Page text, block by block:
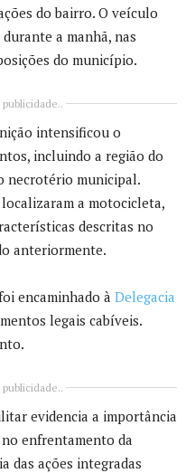
do bairro. O veículo
a manhã, nas
do município.
intensificou o
incluindo a região do
necrotério municipal.
a motocicleta,
descritas no
anteriormente.
encaminhado à Delegacia
legais cabíveis.
evidencia a importância
enfrentamento da
das ações integradas